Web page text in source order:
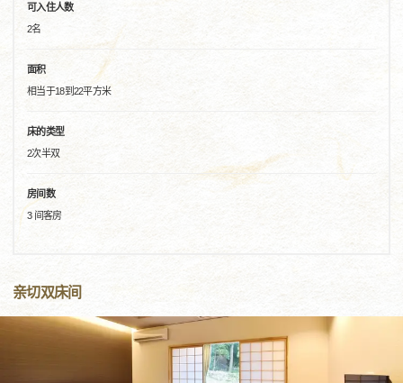
可入住人数
2名
面积
相当于18到22平方米
床的类型
2次半双
房间数
3 间客房
亲切双床间